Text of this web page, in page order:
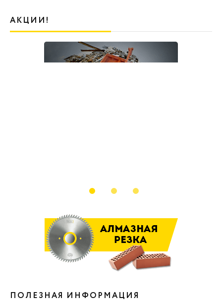
АКЦИИ!
ПОЛЕЗНАЯ ИНФОРМАЦИЯ